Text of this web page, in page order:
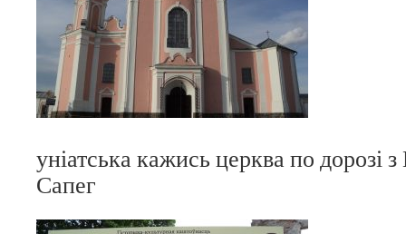
уніатська кажись церква по дорозі
Сапег